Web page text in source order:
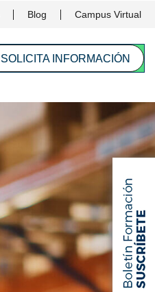
Blog Campus Virtual
SOLICITA INFORMACIÓN